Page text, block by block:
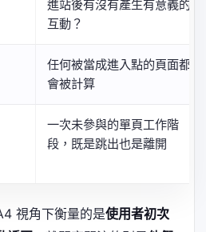
進站後有沒有產生有意義的
互動？
任何被當成進入點的頁面都
會被計算
一次未參與的單頁工作階
段，既是跳出也是離開
視角下衡量的是使用者初次